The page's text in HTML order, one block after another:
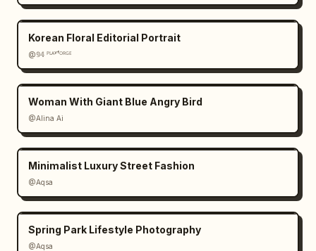
Korean Floral Editorial Portrait
@𝟡𝟜 ᴾᴸᴬʸᶠᴼᴿᴳᴱ
Woman With Giant Blue Angry Bird
@Alina Ai
Minimalist Luxury Street Fashion
@Aqsa
Spring Park Lifestyle Photography
@Aqsa